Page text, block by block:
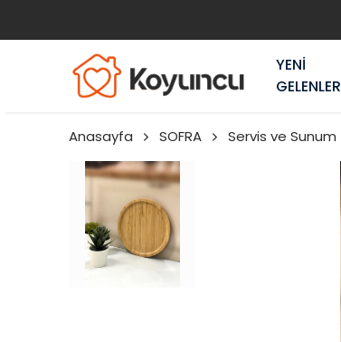
YENİ
GELENLER
Anasayfa SOFRA Servis ve Sunum